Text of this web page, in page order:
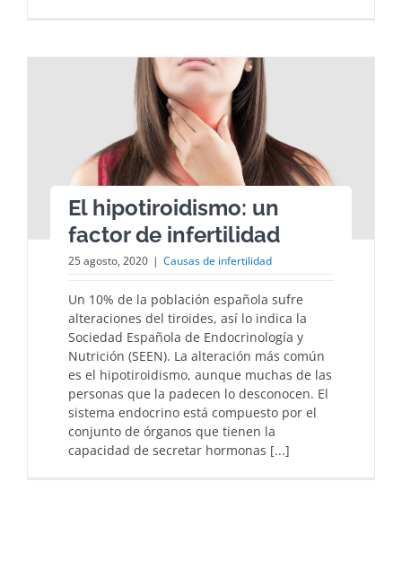
El hipotiroidismo: un
factor de infertilidad
25 agosto, 2020 | Causas de infertilidad
Un 10% de la población española sufre
alteraciones del tiroides, así lo indica la
Sociedad Española de Endocrinología y
Nutrición (SEEN). La alteración más común
es el hipotiroidismo, aunque muchas de las
personas que la padecen lo desconocen. El
sistema endocrino está compuesto por el
conjunto de órganos que tienen la
capacidad de secretar hormonas [...]